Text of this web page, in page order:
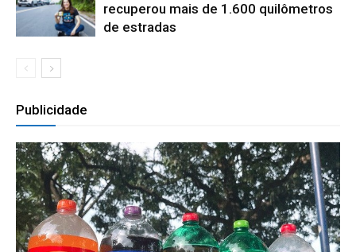
recuperou mais de 1.600 quilômetros
de estradas
Publicidade